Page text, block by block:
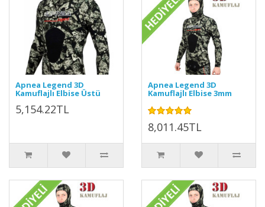
Apnea Legend 3D
Kamuflajlı Elbise Üstü
5,154.22TL
Apnea Legend 3D
Kamuflajlı Elbise 3mm
8,011.45TL